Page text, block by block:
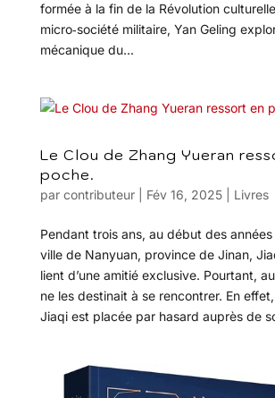
formée à la fin de la Révolution
micro‑société militaire, Yan Geling
mécanique du...
Le Clou de Zhang Yueran
poche.
par contributeur| Fév 16, 2025| Livres
Pendant trois ans, au début des
ville de Nanyuan, province de Jinan,
lient d’une amitié exclusive. Pourtant,
ne les destinait à se rencontrer. En
Jiaqi est placée par hasard auprès de